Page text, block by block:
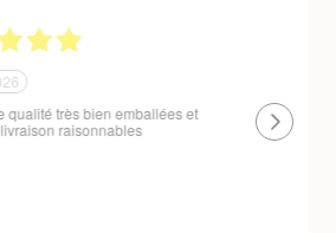
qualité très bien emballées et
raisonnables
Un site que
réserve. La
livraison